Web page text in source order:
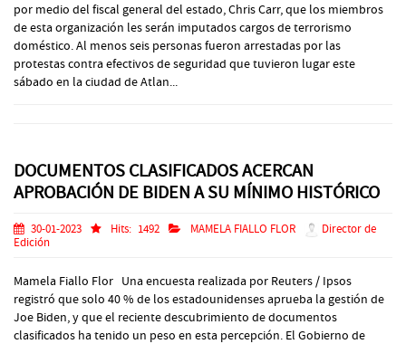
por medio del fiscal general del estado, Chris Carr, que los miembros
de esta organización les serán imputados cargos de terrorismo
doméstico. Al menos seis personas fueron arrestadas por las
protestas contra efectivos de seguridad que tuvieron lugar este
sábado en la ciudad de Atlan...
DOCUMENTOS CLASIFICADOS ACERCAN
APROBACIÓN DE BIDEN A SU MÍNIMO HISTÓRICO
30-01-2023 Hits: 1492 MAMELA FIALLO FLOR
Director de
Edición
Mamela Fiallo Flor Una encuesta realizada por Reuters / Ipsos
registró que solo 40 % de los estadounidenses aprueba la gestión de
Joe Biden, y que el reciente descubrimiento de documentos
clasificados ha tenido un peso en esta percepción. El Gobierno de